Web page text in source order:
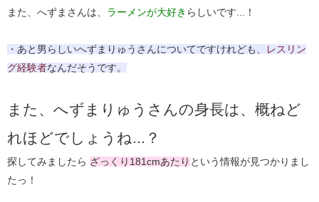
また、へずまさんは、 ラーメンが大好き らしいです...！
・あと男らしいへずまりゅうさんについてですけれども、
レスリン
グ経験者なんだそうです。
また、へずまりゅうさんの身長は、概ねど
れほどでしょうね...？
探してみましたら ざっくり181cmあたり という情報が見つかりまし
たっ！